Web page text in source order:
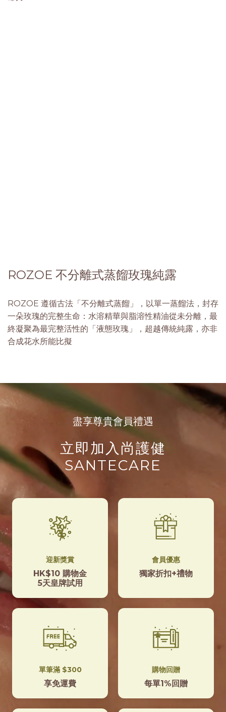
ROZOE 不分離式蒸餾玫瑰純露
ROZOE 遵循古法「不分離式蒸餾」，以單一蒸餾法，封存
一朵玫瑰的完整生命：水溶精華與脂溶性精油從未分離，最
終凝聚為最完整活性的「液態玫瑰」，超越傳統純露，亦非
合成花水所能比擬
盡享尊貴會員禮遇
立即加入尚護健
SANTECARE
迎新獎賞
HK$10 購物金
5天皇牌試用
會員優惠
獨家折扣+禮物
單筆滿 $300
享免運費
購物回贈
每單1%回贈